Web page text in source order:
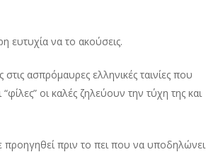
ευτυχία να το ακούσεις.
ασπρόμαυρες ελληνικές ταινίες που
οι καλές ζηλεύουν την τύχη της και
προηγηθεί πριν το πει που να υποδηλώνει